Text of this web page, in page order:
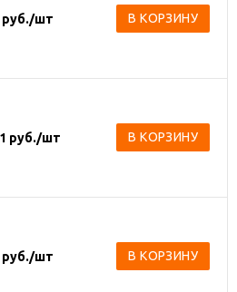
руб./шт В КОРЗИНУ
руб./шт В КОРЗИНУ
руб./шт В КОРЗИНУ